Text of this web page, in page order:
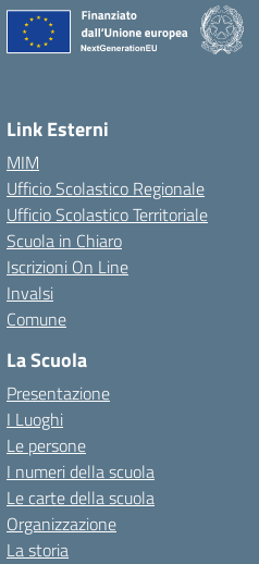
Link Esterni
MIM
Ufficio Scolastico Regionale
Ufficio Scolastico Territoriale
Scuola in Chiaro
Iscrizioni On Line
Invalsi
Comune
La Scuola
Presentazione
I Luoghi
Le persone
I numeri della scuola
Le carte della scuola
Organizzazione
La storia